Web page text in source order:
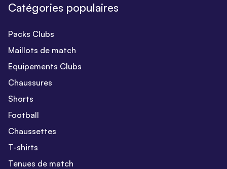
Catégories populaires
Packs Clubs
Maillots de match
Equipements Clubs
Chaussures
Shorts
Football
Chaussettes
T-shirts
Tenues de match